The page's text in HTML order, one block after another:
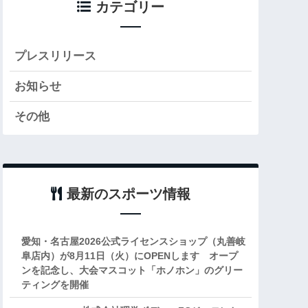
カテゴリー
プレスリリース
お知らせ
その他
最新のスポーツ情報
愛知・名古屋2026公式ライセンスショップ（丸善岐
阜店内）が8月11日（火）にOPENします オープ
ンを記念し、大会マスコット「ホノホン」のグリー
ティングを開催